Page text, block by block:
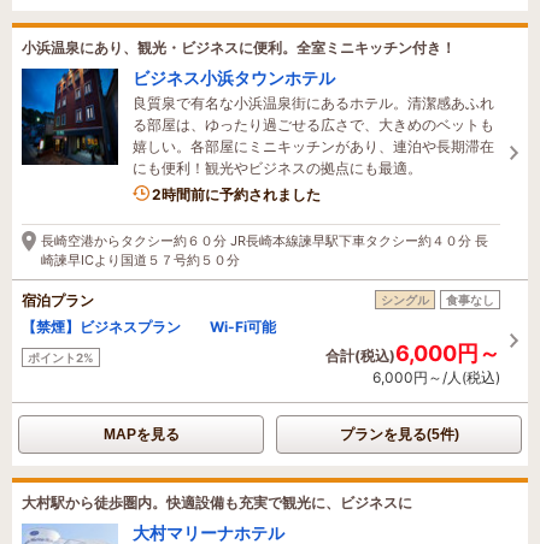
小浜温泉にあり、観光・ビジネスに便利。全室ミニキッチン付き！
ビジネス小浜タウンホテル
良質泉で有名な小浜温泉街にあるホテル。清潔感あふれ
る部屋は、ゆったり過ごせる広さで、大きめのベットも
嬉しい。各部屋にミニキッチンがあり、連泊や長期滞在
にも便利！観光やビジネスの拠点にも最適。
2時間前に予約されました
長崎空港からタクシー約６０分 JR長崎本線諫早駅下車タクシー約４０分 長
崎諫早ICより国道５７号約５０分
宿泊プラン シングル 食事なし
【禁煙】ビジネスプラン Wi-Fi可能
ポイント2% 合計(税込)6,000円～
6,000円～/人(税込)
MAPを見る プランを見る(5件)
大村駅から徒歩圏内。快適設備も充実で観光に、ビジネスに
大村マリーナホテル